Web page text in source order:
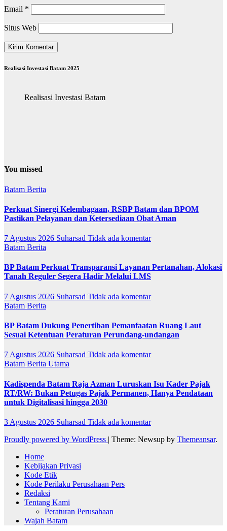
Email *
Situs Web
Realisasi Investasi Batam 2025
Realisasi Investasi Batam
You missed
Batam Berita
Perkuat Sinergi Kelembagaan, RSBP Batam dan BPOM
Pastikan Pelayanan dan Ketersediaan Obat Aman
7 Agustus 2026 Suharsad Tidak ada komentar
Batam Berita
BP Batam Perkuat Transparansi Layanan Pertanahan, Alokasi
Tanah Reguler Segera Hadir Melalui LMS
7 Agustus 2026 Suharsad Tidak ada komentar
Batam Berita
BP Batam Dukung Penertiban Pemanfaatan Ruang Laut
Sesuai Ketentuan Peraturan Perundang-undangan
7 Agustus 2026 Suharsad Tidak ada komentar
Batam Berita Utama
Kadispenda Batam Raja Azman Luruskan Isu Kader Pajak
RT/RW: Bukan Petugas Pajak Permanen, Hanya Pendataan
untuk Digitalisasi hingga 2030
3 Agustus 2026 Suharsad Tidak ada komentar
Proudly powered by WordPress | Theme: Newsup by Themeansar.
Home
Kebijakan Privasi
Kode Etik
Kode Perilaku Perusahaan Pers
Redaksi
Tentang Kami
Peraturan Perusahaan
Wajah Batam